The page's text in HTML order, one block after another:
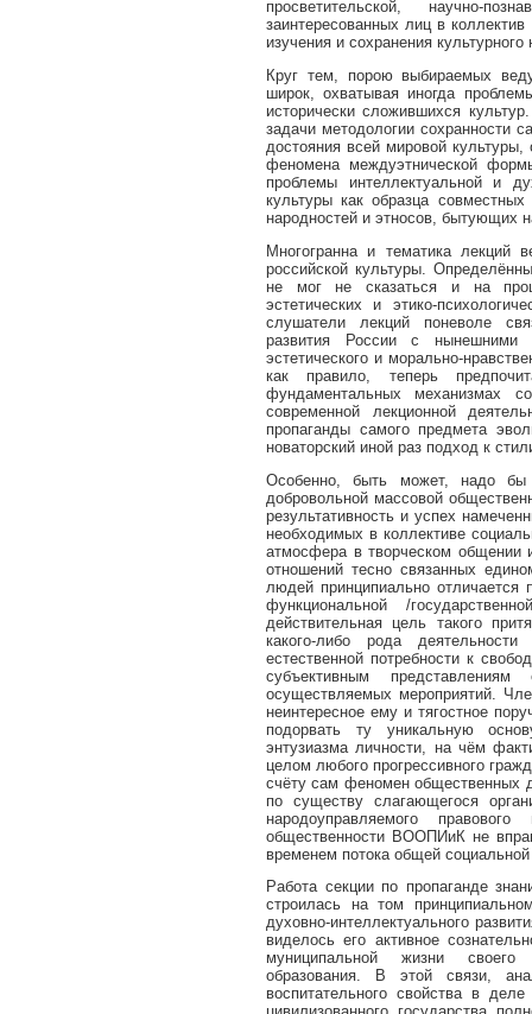
просветительской, научно-
заинтересованных лиц в
изучения и сохранения
Круг тем, порою выбираемых
широк, охватывая иногда
исторически сложившихся
задачи методологии сохранности
достояния всей мировой культуры,
феномена междуэтнической
проблемы интеллектуальной и
культуры как образца
народностей и этносов, бытующих
Многогранна и тематика лекций
российской культуры.
не мог не сказаться и на
эстетических и этико-
слушатели лекций поневоле
развития России с нынешними
эстетического и морально-
как правило, теперь
фундаментальных механизмах
современной лекционной
пропаганды самого предмета
новаторский иной раз подход к
Особенно, быть может, надо бы
добровольной массовой
результативность и успех
необходимых в коллективе
атмосфера в творческом общении
отношений тесно связанных
людей принципиально
функциональной /
действительная цель такого
какого-либо рода
естественной потребности к
субъективным
осуществляемых мероприятий.
неинтересное ему и тягостное
подорвать ту уникальную
энтузиазма личности, на чём
целом любого прогрессивного
счёту сам феномен общественных
по существу слагающегося
народоуправляемого
общественности ВООПИиК не
временем потока общей
Работа секции по пропаганде
строилась на том
духовно-интеллектуального
виделось его активное
муниципальной жизни своего
образования. В этой связи,
воспитательного свойства в